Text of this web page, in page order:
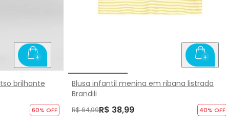
brilhante
60% OFF
Blusa infantil menina em ribana listrada
Brandili
R$ 64,99R$ 38,99 40% OFF